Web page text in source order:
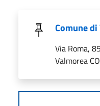
Comune
Via Roma,
Valmorea